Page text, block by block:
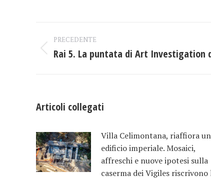
Naviga
tra
post
PRECEDENTE
Post
Rai 5. La puntata di Art Investigation
Articoli collegati
Villa Celimontana, riaffiora un
edificio imperiale. Mosaici,
affreschi e nuove ipotesi sulla
caserma dei Vigiles riscrivono